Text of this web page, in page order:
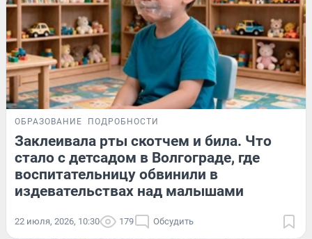
ОБРАЗОВАНИЕ ПОДРОБНОСТИ
Заклеивала рты скотчем и била. Что
стало с детсадом в Волгограде, где
воспитательницу обвинили в
издевательствах над малышами
22 июля, 2026, 10:30 179 Обсудить